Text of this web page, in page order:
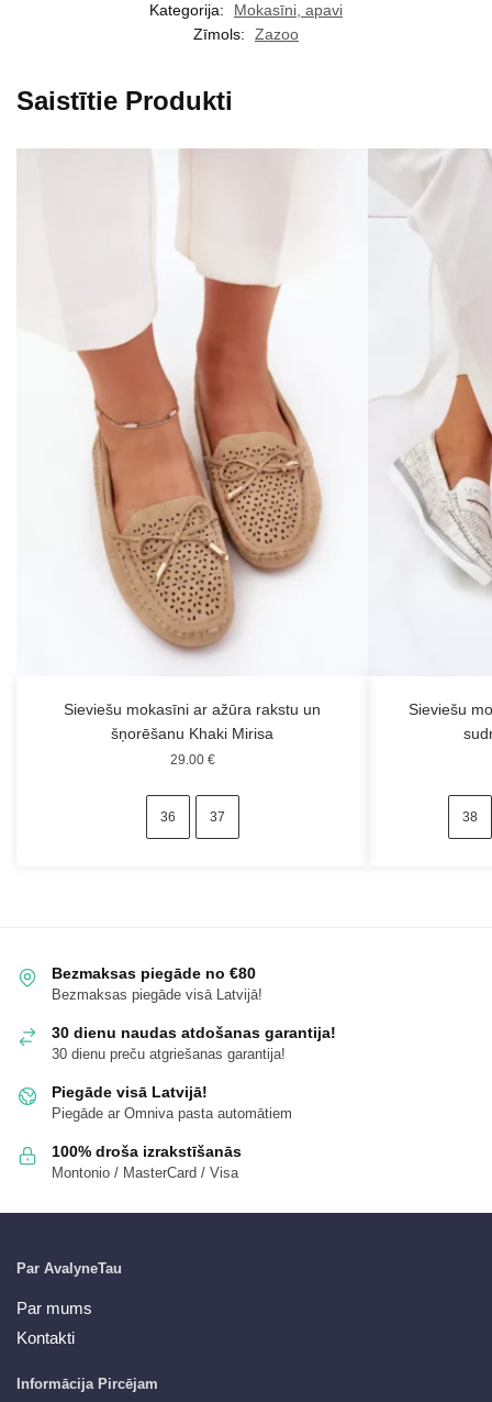
Kategorija:
Mokasīni, apavi
Zīmols:
Zazoo
Saistītie Produkti
Sieviešu mokasīni ar ažūra rakstu un
šņorēšanu Khaki Mirisa
29.00 €
36 37
Sieviešu
38
Bezmaksas piegāde no €80
Bezmaksas piegāde visā Latvijā!
30 dienu naudas atdošanas garantija!
30 dienu preču atgriešanas garantija!
Piegāde visā Latvijā!
Piegāde ar Omniva pasta automātiem
100% droša izrakstīšanās
Montonio / MasterCard / Visa
Par AvalyneTau
Par mums
Kontakti
Informācija Pircējam